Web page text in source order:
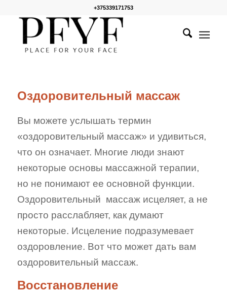
+375339171753
Оздоровительный массаж
Вы можете услышать термин
«оздоровительный массаж» и удивиться,
что он означает. Многие люди знают
некоторые основы массажной терапии,
но не понимают ее основной функции.
Оздоровительный массаж исцеляет, а не
просто расслабляет, как думают
некоторые. Исцеление подразумевает
оздоровление. Вот что может дать вам
оздоровительный массаж.
Восстановление